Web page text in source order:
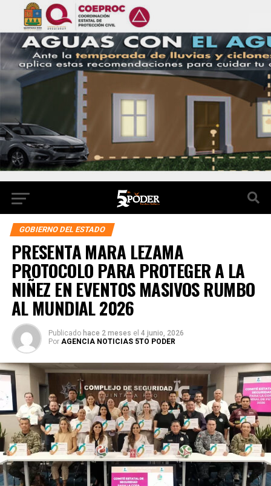
GOBIERNO DEL ESTADO
PRESENTA MARA LEZAMA
PROTOCOLO PARA PROTEGER A LA
NIÑEZ EN EVENTOS MASIVOS RUMBO
AL MUNDIAL 2026
Publicado hace 2 meses el 4 junio, 2026
Por AGENCIA NOTICIAS 5TO PODER